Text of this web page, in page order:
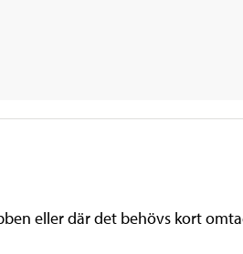
eller där det behövs kort